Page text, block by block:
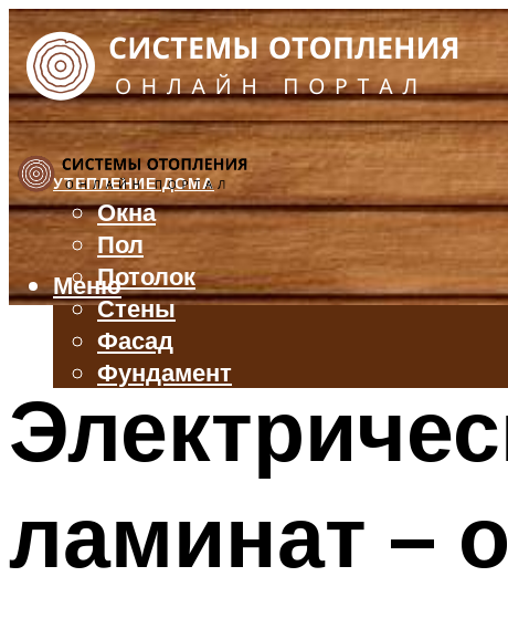
УТЕПЛЕНИЕ ДОМА
Окна
Пол
Потолок
Стены
Фасад
Фундамент
БАЛКОН И ЛОДЖИЯ
КРЫША
Меню
Меню
ламинат –